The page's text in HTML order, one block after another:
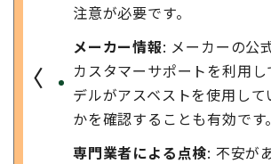
注意が必要です。
メーカー情報: メーカーの公
カスタマーサポートを利用
デルがアスベストを使用して
かを確認することも有効です。
専門業者による点検: 不安が
〈